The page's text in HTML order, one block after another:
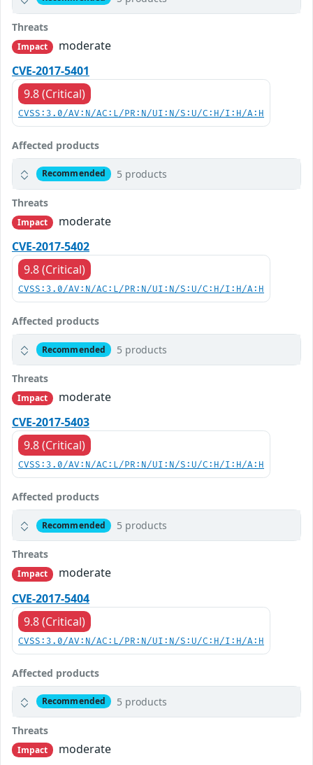
Threats
Impact
moderate
CVE-2017-5401
9.8 (Critical)
CVSS:3.0/AV:N/AC:L/PR:N/UI:N/S:U/C:H/I:H/A:H
Affected products
Recommended 5 products
Threats
Impact
moderate
CVE-2017-5402
9.8 (Critical)
CVSS:3.0/AV:N/AC:L/PR:N/UI:N/S:U/C:H/I:H/A:H
Affected products
Recommended 5 products
Threats
Impact
moderate
CVE-2017-5403
9.8 (Critical)
CVSS:3.0/AV:N/AC:L/PR:N/UI:N/S:U/C:H/I:H/A:H
Affected products
Recommended 5 products
Threats
Impact
moderate
CVE-2017-5404
9.8 (Critical)
CVSS:3.0/AV:N/AC:L/PR:N/UI:N/S:U/C:H/I:H/A:H
Affected products
Recommended 5 products
Threats
Impact
moderate